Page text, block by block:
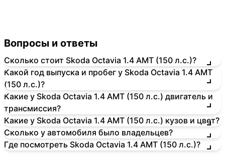
Вопросы и ответы
Сколько стоит Skoda Octavia 1.4 AMT (150 л.с.)?
Какой год выпуска и пробег у Skoda Octavia 1.4 AMT
(150 л.с.)?
Какие у Skoda Octavia 1.4 AMT (150 л.с.) двигатель и
трансмиссия?
Какие у Skoda Octavia 1.4 AMT (150 л.с.) кузов и цвет?
Сколько у автомобиля было владельцев?
Где посмотреть Skoda Octavia 1.4 AMT (150 л.с.)?